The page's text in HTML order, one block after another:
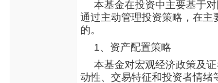
本基金在投资中主要基于
通过主动管理投资策略，在
的。
1、资产配置策略
本基金对宏观经济政策及
动性、交易特征和投资者情